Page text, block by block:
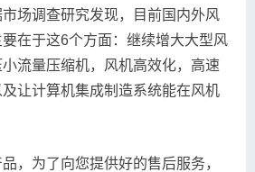
场调查研究发现，目前国内外风
在于这6个方面：继续增大大型风
流量压缩机，风机高效化，高速
让计算机集成制造系统能在风机
，为了向您提供好的售后服务，